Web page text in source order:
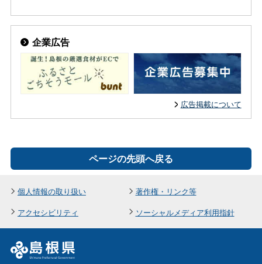
企業広告
広告掲載について
ページの先頭へ戻る
個人情報の取り扱い
著作権・リンク等
アクセシビリティ
ソーシャルメディア利用指針